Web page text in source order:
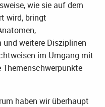
wie sie auf dem
wird, bringt
weitere Disziplinen
im Umgang mit
Themenschwerpunkte
haben wir überhaupt